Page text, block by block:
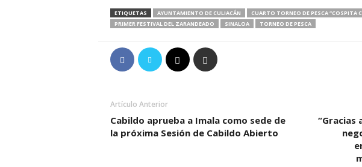
ETIQUETAS AYUNTAMIENTO DE CULIACÁN CUARTO TORNEO DE PESCA “COSPITA
PRIMER FESTIVAL DEL ZARANDEADO
SINALOA TORNEO DE PESCA
Artículo Anterior
Cabildo aprueba a Imala como sede de
la próxima Sesión de Cabildo Abierto
“Gracias